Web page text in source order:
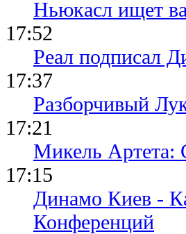
Ньюкасл ищет
17:52
Реал подписал
17:37
Разборчивый
17:21
Микель Артета:
17:15
Динамо Киев -
Конференций